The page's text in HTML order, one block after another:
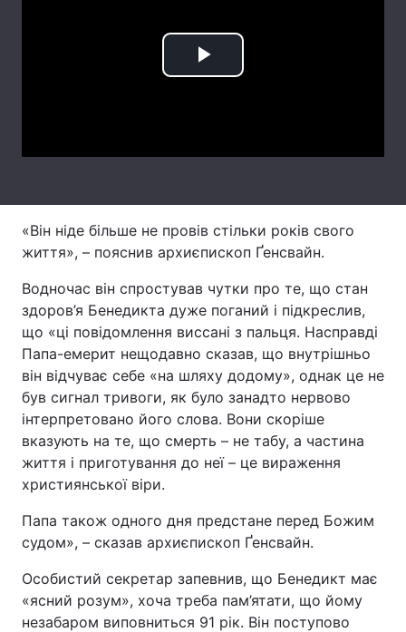
Архів Вакансії
Контакти
Послуги
Тема оформлення
Play
«Він ніде більше не провів стільки років свого
життя», – пояснив архиєпископ Ґенсвайн.
Водночас він спростував чутки про те, що стан
здоров’я Бенедикта дуже поганий і підкреслив,
що «ці повідомлення виссані з пальця. Насправді
Папа-емерит нещодавно сказав, що внутрішньо
він відчуває себе «на шляху додому», однак це не
був сигнал тривоги, як було занадто нервово
інтерпретовано його слова. Вони скоріше
вказують на те, що смерть – не табу, а частина
життя і приготування до неї – це вираження
християнської віри.
Папа також одного дня предстане перед Божим
судом», – сказав архиєпископ Ґенсвайн.
Особистий секретар запевнив, що Бенедикт має
«ясний розум», хоча треба пам’ятати, що йому
незабаром виповниться 91 рік. Він поступово